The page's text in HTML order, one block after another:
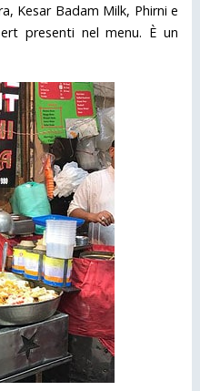
Kesar Badam Milk, Phirni e
presenti nel menu. È un